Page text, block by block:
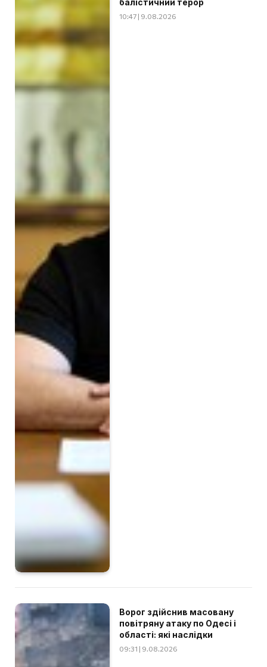
10:47 | 9.08.2026
Ворог здійснив масовану
повітряну атаку по Одесі і
області: які наслідки
09:31 | 9.08.2026